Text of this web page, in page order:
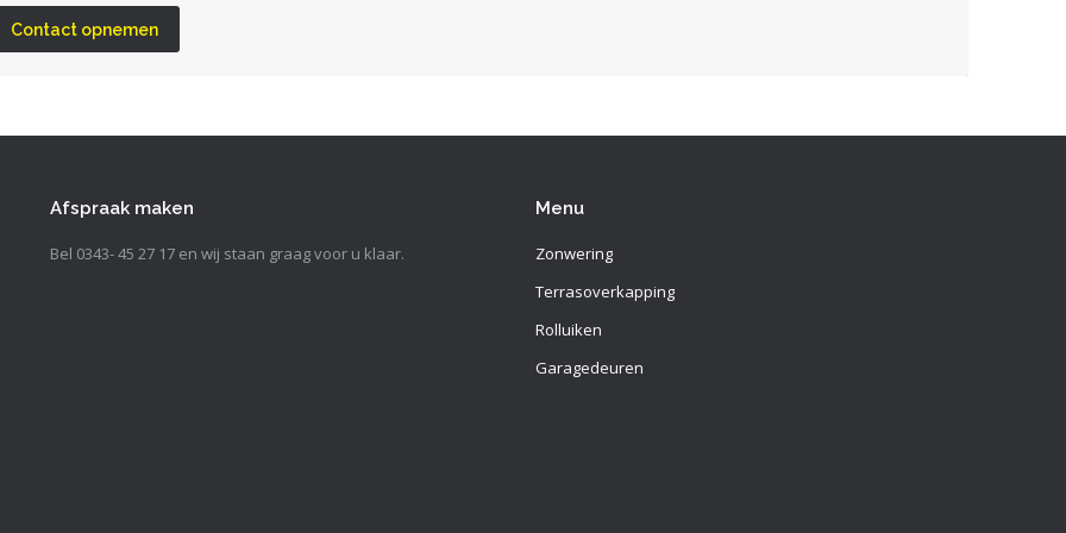
Contact opnemen
Afspraak maken
Bel 0343- 45 27 17 en wij staan graag voor u klaar.
Menu
Zonwering
Terrasoverkapping
Rolluiken
Garagedeuren